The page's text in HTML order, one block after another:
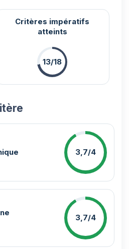
Critères impératifs
atteints
13/18
3,7/4
3,7/4